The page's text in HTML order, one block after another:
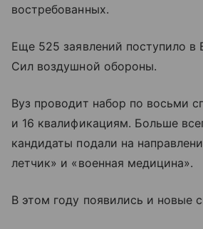
востребованных.
Еще 525 заявлений поступило в
Сил воздушной обороны.
Вуз проводит набор по восьми
и 16 квалификациям. Больше
кандидаты подали на
летчик» и «военная медицина».
В этом году появились и новые